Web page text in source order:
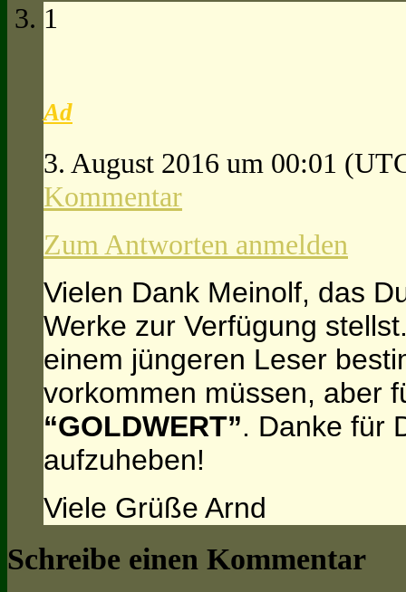
1
Ad
3. August 2016 um 00:01
Kommentar
Zum Antworten anmelden
Vielen Dank Meinolf, das
Werke zur Verfügung
einem jüngeren Leser
vorkommen müssen, aber
“GOLDWERT”. Danke für
aufzuheben!
Viele Grüße Arnd
Schreibe einen Kommentar